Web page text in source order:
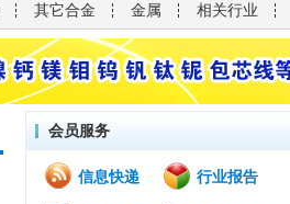
其它合金 金属 相关行业
会员服务
信息快递 行业报告